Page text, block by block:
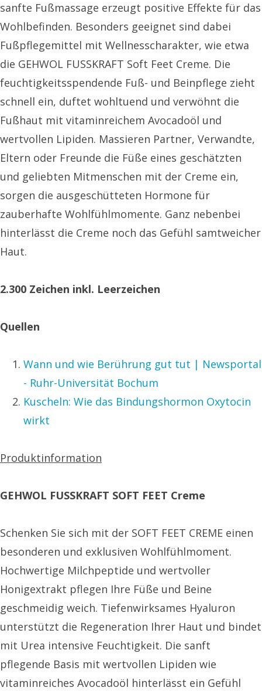
sanfte Fußmassage erzeugt positive Effekte für das
Wohlbefinden. Besonders geeignet sind dabei
Fußpflegemittel mit Wellnesscharakter, wie etwa
die GEHWOL FUSSKRAFT Soft Feet Creme. Die
feuchtigkeitsspendende Fuß- und Beinpflege zieht
schnell ein, duftet wohltuend und verwöhnt die
Fußhaut mit vitaminreichem Avocadoöl und
wertvollen Lipiden. Massieren Partner, Verwandte,
Eltern oder Freunde die Füße eines geschätzten
und geliebten Mitmenschen mit der Creme ein,
sorgen die ausgeschütteten Hormone für
zauberhafte Wohlfühlmomente. Ganz nebenbei
hinterlässt die Creme noch das Gefühl samtweicher
Haut.
2.300 Zeichen inkl. Leerzeichen
Quellen
Wann und wie Berührung gut tut | Newsportal
- Ruhr-Universität Bochum
Kuscheln: Wie das Bindungshormon Oxytocin
wirkt
Produktinformation
GEHWOL FUSSKRAFT SOFT FEET Creme
Schenken Sie sich mit der SOFT FEET CREME einen
besonderen und exklusiven Wohlfühlmoment.
Hochwertige Milchpeptide und wertvoller
Honigextrakt pflegen Ihre Füße und Beine
geschmeidig weich. Tiefenwirksames Hyaluron
unterstützt die Regeneration Ihrer Haut und bindet
mit Urea intensive Feuchtigkeit. Die sanft
pflegende Basis mit wertvollen Lipiden wie
vitaminreiches Avocadoöl hinterlässt ein Gefühl